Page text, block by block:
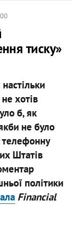
тиску»
хотів
б, як
не було
телефонну
Штатів
політики
Financial